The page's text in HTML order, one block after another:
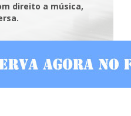
direito a música,